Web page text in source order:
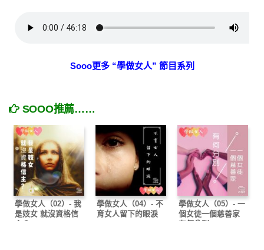
Sooo更多 “學做女人” 節目系列
SOOO推薦……
學做女人（02）- 我
是妓女 就沒資格信
主？
學做女人（04）- 不
育女人留下的眼淚
學做女人（05）- 一
個女徒一個慈善家
有何分別